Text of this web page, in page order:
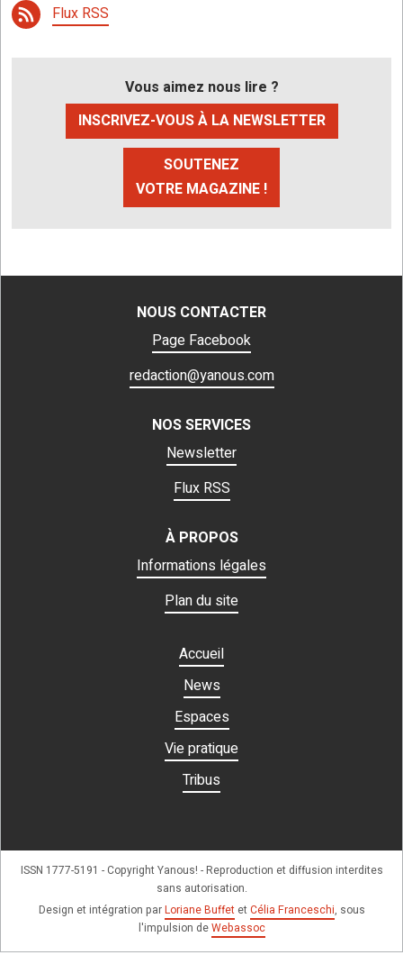
Flux RSS
Vous aimez nous lire ?
INSCRIVEZ-VOUS À LA NEWSLETTER
SOUTENEZ
VOTRE MAGAZINE !
NOUS CONTACTER
Page Facebook
redaction@yanous.com
NOS SERVICES
Newsletter
Flux RSS
À PROPOS
Informations légales
Plan du site
Accueil
News
Espaces
Vie pratique
Tribus
ISSN 1777-5191 - Copyright Yanous! - Reproduction et diffusion interdites
sans autorisation.
Design et intégration parLoriane Buffetet Célia Franceschi, sous
l'impulsion deWebassoc